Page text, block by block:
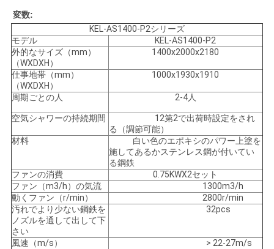
変数:
KEL-AS1400-P2シリーズ
モデル
KEL-AS1400-P2
外的なサイズ（mm）
（WXDXH）
1400x2000x2180
仕事地帯（mm）
（WXDXH）
1000x1930x1910
周期ごとの人 2-4人
空気シャワーの持続期間
12第2で出荷時設定をされ
る（調節可能）
材料
白い色のエポキシのパワー上塗を
施してあるかステンレス鋼が付いてい
る鋼鉄
ファンの消費
0.75KWX2セット
ファン（m3/h）の気流
1300m3/h
動くファン（r/min）
2800r/min
汚れでより少ない鋼鉄を
ノズルを通して出して下
さい
32pcs
風速（m/s）
> 22-27m/s